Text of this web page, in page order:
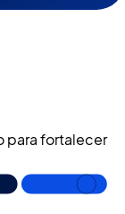
para fortalecer